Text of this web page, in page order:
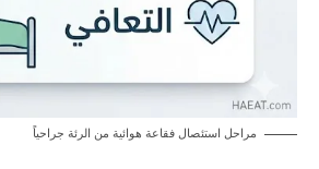
مراحل استئصال فقاعة هوائية من الرئة جراحياً